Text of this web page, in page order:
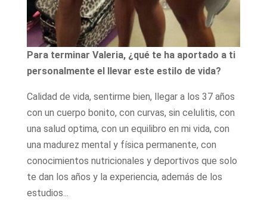
Para terminar Valeria, ¿qué te ha aportado a ti
personalmente el llevar este estilo de vida?
Calidad de vida, sentirme bien, llegar a los 37 años
con un cuerpo bonito, con curvas, sin celulitis, con
una salud optima, con un equilibro en mi vida, con
una madurez mental y física permanente, con
conocimientos nutricionales y deportivos que solo
te dan los años y la experiencia, además de los
estudios...